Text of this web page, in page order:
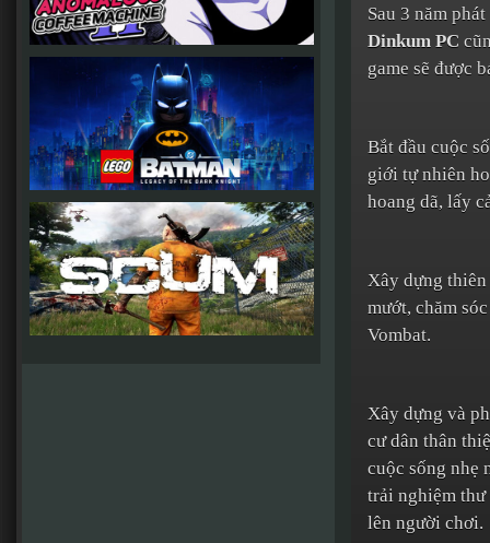
Sau 3 năm
Dinkum PC
game sẽ được
Bắt đầu cuộc
giới tự nhiên
hoang dã, lấy
Xây dựng
mướt, chăm
Vombat.
Xây dựng và
cư dân thân
cuộc sống nhẹ
trải nghiệm thư
lên người chơi.